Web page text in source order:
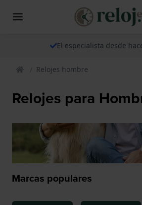
El especialista desde
Relojes hombre
Relojes para
Marcas populares